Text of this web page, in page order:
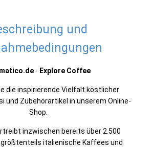
und
- Explore Coffee
die inspirierende Vielfalt köstlicher
und Zubehörartikel in unserem Online-
Shop.
inzwischen bereits über 2.500
italienische Kaffees und